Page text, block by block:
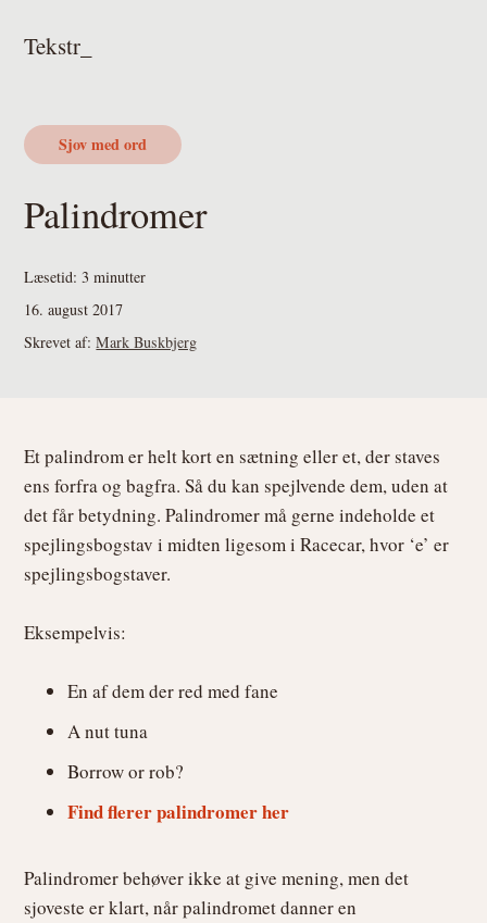
direkte
navigation
direkte
Tekstr_
Sjov med ord
Palindromer
Læsetid: 3 minutter
16. august 2017
Skrevet af:Mark Buskbjerg
Et palindrom er helt kort en sætning eller et, der staves
ens forfra og bagfra. Så du kan spejlvende dem, uden at
det får betydning. Palindromer må gerne indeholde et
spejlingsbogstav i midten ligesom i Racecar, hvor ‘e’ er
spejlingsbogstaver.
Eksempelvis:
En af dem der red med fane
A nut tuna
Borrow or rob?
Find flerer palindromer her
Palindromer behøver ikke at give mening, men det
sjoveste er klart, når palindromet danner en